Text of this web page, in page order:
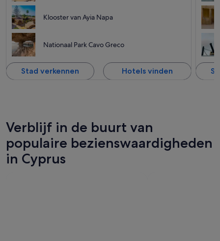
Klooster van Ayia Napa
Nationaal Park Cavo Greco
Stad verkennen Hotels vinden
Verblijf in de buurt van
populaire bezienswaardigheden
in Cyprus